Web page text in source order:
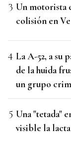
Un motorista
colisión en
La A-52, a su
de la huida
un grupo
Una "tetada"
visible la